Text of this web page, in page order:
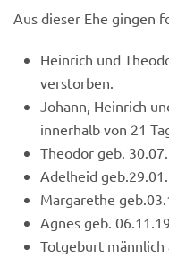
Aus dieser Ehe gingen
Heinrich und
verstorben.
Johann, Heinrich
innerhalb von 21
Theodor geb.
Adelheid
Margarethe
Agnes geb.
Totgeburt männlich